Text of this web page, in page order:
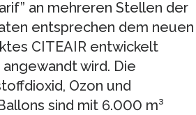
an mehreren Stellen der
entsprechen dem neuen
CITEAIR entwickelt
wird. Die
Ozon und
sind mit 6.000 m³